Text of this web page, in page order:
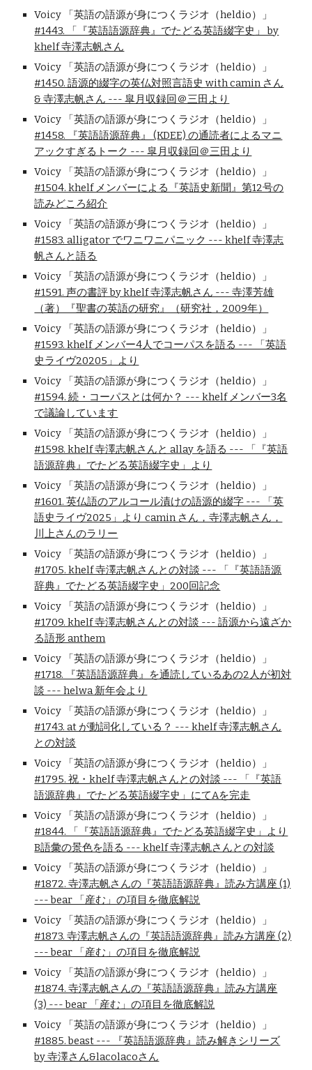
Voicy 「英語の語源が身につくラジオ（heldio）」
#1443. 「『英語語源辞典』でたどる英語綴字史」 by
khelf 寺澤志帆さん
Voicy 「英語の語源が身につくラジオ（heldio）」
#1450. 語源的綴字の英仏対照言語史 with camin さん
& 寺澤志帆さん --- 皐月収録回＠三田より
Voicy 「英語の語源が身につくラジオ（heldio）」
#1458. 『英語語源辞典』 (KDEE) の通読者によるマニ
アックすぎるトーク --- 皐月収録回＠三田より
Voicy 「英語の語源が身につくラジオ（heldio）」
#1504. khelf メンバーによる『英語史新聞』第12号の
読みどころ紹介
Voicy 「英語の語源が身につくラジオ（heldio）」
#1583. alligator でワニワニパニック --- khelf 寺澤志
帆さんと語る
Voicy 「英語の語源が身につくラジオ（heldio）」
#1591. 声の書評 by khelf 寺澤志帆さん --- 寺澤芳雄
（著）『聖書の英語の研究』（研究社，2009年）
Voicy 「英語の語源が身につくラジオ（heldio）」
#1593. khelf メンバー4人でコーパスを語る --- 「英語
史ライヴ20205」より
Voicy 「英語の語源が身につくラジオ（heldio）」
#1594. 続・コーパスとは何か？ --- khelf メンバー3名
で議論しています
Voicy 「英語の語源が身につくラジオ（heldio）」
#1598. khelf 寺澤志帆さんと allay を語る --- 「『英語
語源辞典』でたどる英語綴字史」より
Voicy 「英語の語源が身につくラジオ（heldio）」
#1601. 英仏語のアルコール漬けの語源的綴字 --- 「英
語史ライヴ2025」より camin さん，寺澤志帆さん，
川上さんのラリー
Voicy 「英語の語源が身につくラジオ（heldio）」
#1705. khelf 寺澤志帆さんとの対談 --- 「『英語語源
辞典』でたどる英語綴字史」200回記念
Voicy 「英語の語源が身につくラジオ（heldio）」
#1709. khelf 寺澤志帆さんとの対談 --- 語源から遠ざか
る語形 anthem
Voicy 「英語の語源が身につくラジオ（heldio）」
#1718. 『英語語源辞典』を通読しているあの2人が初対
談 --- helwa 新年会より
Voicy 「英語の語源が身につくラジオ（heldio）」
#1743. at が動詞化している？ --- khelf 寺澤志帆さん
との対談
Voicy 「英語の語源が身につくラジオ（heldio）」
#1795. 祝・khelf 寺澤志帆さんとの対談 --- 「『英語
語源辞典』でたどる英語綴字史」にてAを完走
Voicy 「英語の語源が身につくラジオ（heldio）」
#1844. 「『英語語源辞典』でたどる英語綴字史」より
B語彙の景色を語る --- khelf 寺澤志帆さんとの対談
Voicy 「英語の語源が身につくラジオ（heldio）」
#1872. 寺澤志帆さんの『英語語源辞典』読み方講座 (1)
--- bear 「産む」の項目を徹底解説
Voicy 「英語の語源が身につくラジオ（heldio）」
#1873. 寺澤志帆さんの『英語語源辞典』読み方講座 (2)
--- bear 「産む」の項目を徹底解説
Voicy 「英語の語源が身につくラジオ（heldio）」
#1874. 寺澤志帆さんの『英語語源辞典』読み方講座
(3) --- bear 「産む」の項目を徹底解説
Voicy 「英語の語源が身につくラジオ（heldio）」
#1885. beast --- 『英語語源辞典』読み解きシリーズ
by 寺澤さん&lacolacoさん